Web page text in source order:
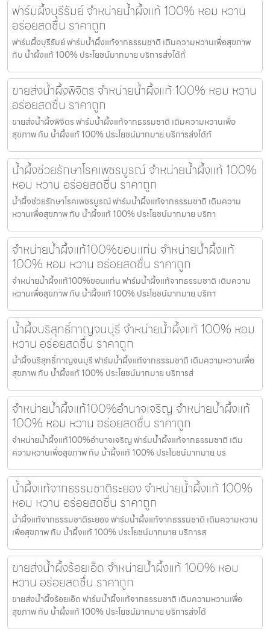
ฟาร์มผึ้งบุรีรัมย์ จำหน่ายน้ำผึ้งแท้ 100% หอม หวาน
อร่อยสดชื่น ราคาถูก
ฟาร์มผึ้งบุรีรัมย์ ฟาร์มน้ำผึ้งแท้จากธรรมชาติ เติมความหวานเพื่อสุขภาพ
กับ น้ำผึ้งแท้ 100% ประโยชน์มากมาย บริการส่งได้ทั่
ขายส่งน้ำผึ้งพิจิตร จำหน่ายน้ำผึ้งแท้ 100% หอม หวาน
อร่อยสดชื่น ราคาถูก
ขายส่งน้ำผึ้งพิจิตร ฟาร์มน้ำผึ้งแท้จากธรรมชาติ เติมความหวานเพื่อ
สุขภาพ กับ น้ำผึ้งแท้ 100% ประโยชน์มากมาย บริการส่งได้ทั
น้ำผึ้งช่วยรักษาโรคเพชรบูรณ์ จำหน่ายน้ำผึ้งแท้ 100%
หอม หวาน อร่อยสดชื่น ราคาถูก
น้ำผึ้งช่วยรักษาโรคเพชรบูรณ์ ฟาร์มน้ำผึ้งแท้จากธรรมชาติ เติมความ
หวานเพื่อสุขภาพ กับ น้ำผึ้งแท้ 100% ประโยชน์มากมาย บริกา
จำหน่ายน้ำผึ้งแท้100%ขอนแก่น จำหน่ายน้ำผึ้งแท้
100% หอม หวาน อร่อยสดชื่น ราคาถูก
จำหน่ายน้ำผึ้งแท้100%ขอนแก่น ฟาร์มน้ำผึ้งแท้จากธรรมชาติ เติมความ
หวานเพื่อสุขภาพ กับ น้ำผึ้งแท้ 100% ประโยชน์มากมาย บริกา
น้ำผึ้งบริสุทธิ์กาญจนบุรี จำหน่ายน้ำผึ้งแท้ 100% หอม
หวาน อร่อยสดชื่น ราคาถูก
น้ำผึ้งบริสุทธิ์กาญจนบุรี ฟาร์มน้ำผึ้งแท้จากธรรมชาติ เติมความหวานเพื่อ
สุขภาพ กับ น้ำผึ้งแท้ 100% ประโยชน์มากมาย บริการส่
จำหน่ายน้ำผึ้งแท้100%อำนาจเจริญ จำหน่ายน้ำผึ้งแท้
100% หอม หวาน อร่อยสดชื่น ราคาถูก
จำหน่ายน้ำผึ้งแท้100%อำนาจเจริญ ฟาร์มน้ำผึ้งแท้จากธรรมชาติ เติม
ความหวานเพื่อสุขภาพ กับ น้ำผึ้งแท้ 100% ประโยชน์มากมาย บร
น้ำผึ้งแท้จากธรรมชาติระยอง จำหน่ายน้ำผึ้งแท้ 100%
หอม หวาน อร่อยสดชื่น ราคาถูก
น้ำผึ้งแท้จากธรรมชาติระยอง ฟาร์มน้ำผึ้งแท้จากธรรมชาติ เติมความหวาน
เพื่อสุขภาพ กับ น้ำผึ้งแท้ 100% ประโยชน์มากมาย บริการส
ขายส่งน้ำผึ้งร้อยเอ็ด จำหน่ายน้ำผึ้งแท้ 100% หอม
หวาน อร่อยสดชื่น ราคาถูก
ขายส่งน้ำผึ้งร้อยเอ็ด ฟาร์มน้ำผึ้งแท้จากธรรมชาติ เติมความหวานเพื่อ
สุขภาพ กับ น้ำผึ้งแท้ 100% ประโยชน์มากมาย บริการส่งได้